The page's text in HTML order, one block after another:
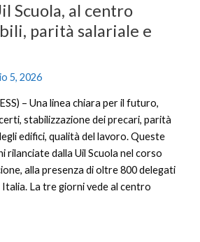
Scuola, al centro
parità salariale e
5, 2026
– Una linea chiara per il futuro,
stabilizzazione dei precari, parità
edifici, qualità del lavoro. Queste
rilanciate dalla Uil Scuola nel corso
alla presenza di oltre 800 delegati
La tre giorni vede al centro